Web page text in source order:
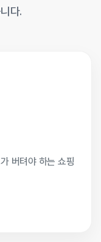
다.
버텨야 하는 쇼핑